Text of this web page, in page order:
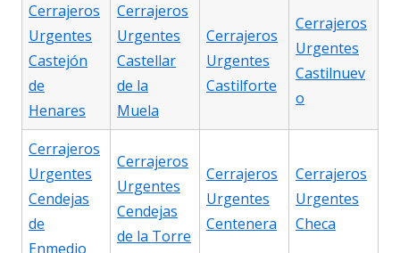
Cerrajeros
Urgentes
Castejón
de
Henares
Cerrajeros
Urgentes
Castellar
de la
Muela
Cerrajeros
Urgentes
Castilforte
Cerrajeros
Urgentes
Castilnuev
o
Cerrajeros
Urgentes
Cendejas
de
Enmedio
Cerrajeros
Urgentes
Cendejas
de la Torre
Cerrajeros
Urgentes
Centenera
Cerrajeros
Urgentes
Checa